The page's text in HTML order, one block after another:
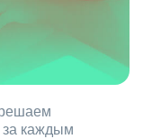
за каждым